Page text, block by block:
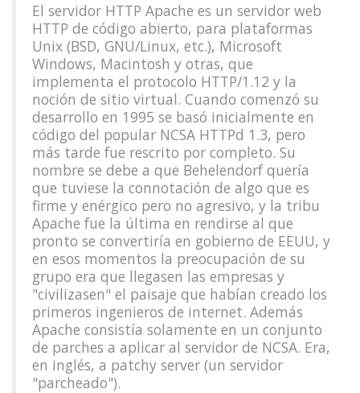
El servidor HTTP Apache es un servidor web
HTTP de código abierto, para plataformas
Unix (BSD, GNU/Linux, etc.), Microsoft
Windows, Macintosh y otras, que
implementa el protocolo HTTP/1.12 y la
noción de sitio virtual. Cuando comenzó su
desarrollo en 1995 se basó inicialmente en
código del popular NCSA HTTPd 1.3, pero
más tarde fue rescrito por completo. Su
nombre se debe a que Behelendorf quería
que tuviese la connotación de algo que es
firme y enérgico pero no agresivo, y la tribu
Apache fue la última en rendirse al que
pronto se convertiría en gobierno de EEUU, y
en esos momentos la preocupación de su
grupo era que llegasen las empresas y
"civilizasen" el paisaje que habían creado los
primeros ingenieros de internet. Además
Apache consistía solamente en un conjunto
de parches a aplicar al servidor de NCSA. Era,
en inglés, a patchy server (un servidor
"parcheado").